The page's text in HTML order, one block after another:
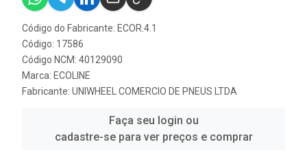
Código do Fabricante: ECOR.4.1
Código: 17586
Código NCM: 40129090
Marca: ECOLINE
Fabricante: UNIWHEEL COMERCIO DE PNEUS LTDA
Faça seu login ou
cadastre-se para ver preços e comprar